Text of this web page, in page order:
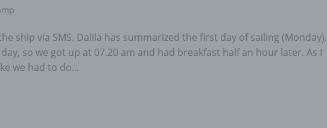
ship via SMS. Dalila has summarized the first day of sailing (Monday).
so we got up at 07.20 am and had breakfast half an hour later. As I
we had to do...